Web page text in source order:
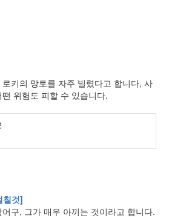
키의 망토를 자주 빌렸다고 합니다, 사
위험도 피할 수 있습니다.
칠것]
구, 그가 매우 아끼는 것이라고 합니다.